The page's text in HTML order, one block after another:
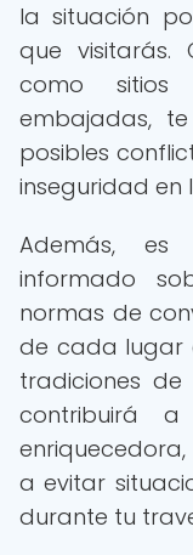
la situación
que visitarás.
como sitios
embajadas,
posibles
inseguridad en
Además, es
informado
normas de
de cada lugar
tradiciones de
contribuirá
a evitar
durante tu